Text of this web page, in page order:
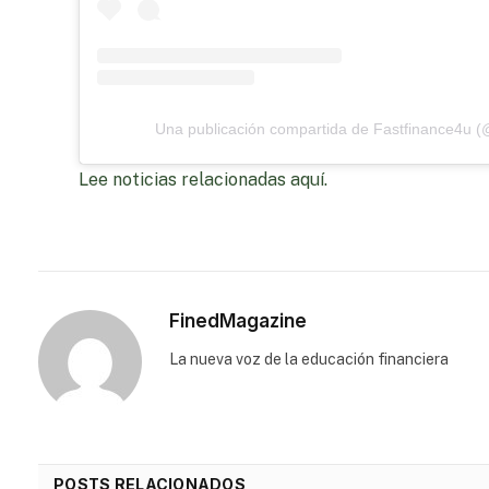
Una publicación compartida de Fastfinance4u
Lee noticias relacionadas aquí.
FinedMagazine
⁠La nueva voz de la educación financiera
POSTS RELACIONADOS